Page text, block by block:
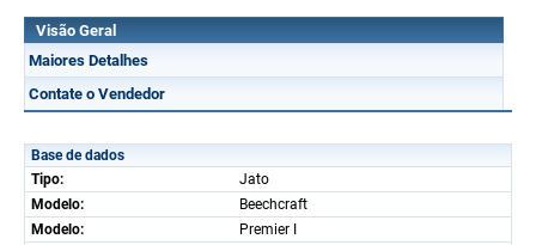
Visão Geral
Maiores Detalhes
Contate o Vendedor
Base de dados
Tipo:
Jato
Modelo:
Beechcraft
Modelo:
Premier I